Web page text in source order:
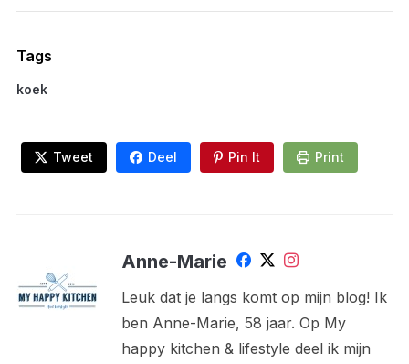
Tags
koek
Tweet Deel Pin It Print
Anne-Marie
Leuk dat je langs komt op mijn blog! Ik
ben Anne-Marie, 58 jaar. Op My
happy kitchen & lifestyle deel ik mijn